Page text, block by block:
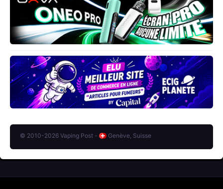
© 2010-2026 Vaping Post - Genève, Suisse